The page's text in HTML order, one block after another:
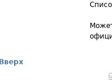
Вверх